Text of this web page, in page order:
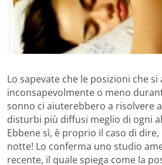
Lo sapevate che le posizioni che si
inconsapevolmente o meno
sonno ci aiuterebbero a risolvere
disturbi più diffusi meglio di ogni
Ebbene sì, è proprio il caso di
notte! Lo conferma uno studio
recente, il quale spiega come la